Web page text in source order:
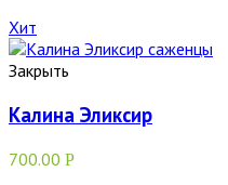
Хит
Закрыть
Калина Эликсир
700.00 Р